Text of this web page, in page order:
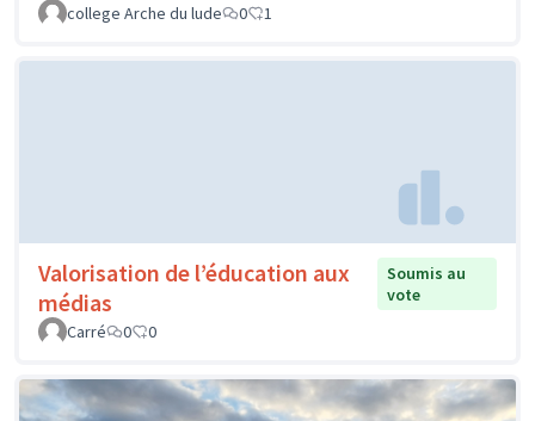
college Arche du lude
0 1
Valorisation de l’éducation aux
médias
Soumis au
vote
Carré
0 0